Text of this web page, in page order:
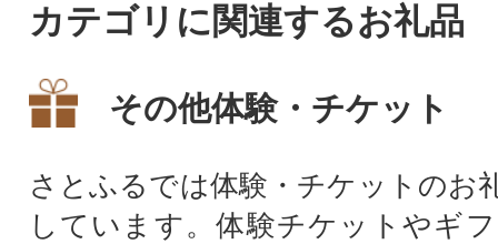
カテゴリに関連するお礼品
その他体験・チケット
さとふるでは体験・チケットのお
しています。体験チケットやギ